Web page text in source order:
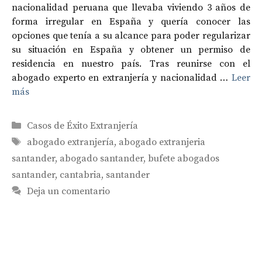
nacionalidad peruana que llevaba viviendo 3 años de
forma irregular en España y quería conocer las
opciones que tenía a su alcance para poder regularizar
su situación en España y obtener un permiso de
residencia en nuestro país. Tras reunirse con el
abogado experto en extranjería y nacionalidad … Leer
más
Categorías
Casos de Éxito Extranjería
Etiquetas
abogado extranjería, abogado extranjeria
santander, abogado santander, bufete abogados
santander, cantabria, santander
Deja un comentario